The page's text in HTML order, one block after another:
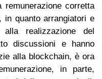
corretta
quanto arrangiatori e
alla realizzazione del
discussioni e hanno
alla blockchain, è ora
in parte,